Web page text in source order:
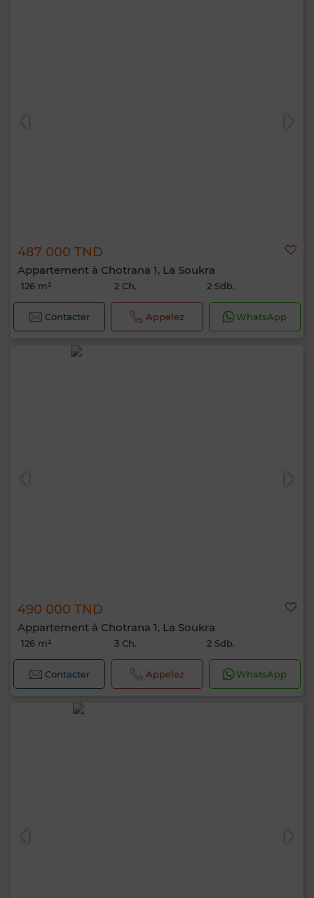
487 000 TND
Appartement à Chotrana 1, La Soukra
126 m² 2 Ch. 2 Sdb.
Contacter Appelez WhatsApp
490 000 TND
Appartement à Chotrana 1, La Soukra
126 m² 3 Ch. 2 Sdb.
Contacter Appelez WhatsApp